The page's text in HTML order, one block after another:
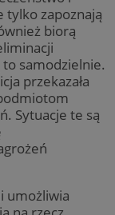
tylko zapoznają
biorą
samodzielnie.
przekazała
Sytuacje te są
umożliwia